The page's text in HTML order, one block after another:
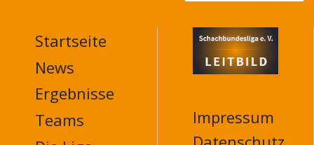
MAIN
NAVIGATION
FOOTER
Startseite
News
Ergebnisse
Teams
Impressum